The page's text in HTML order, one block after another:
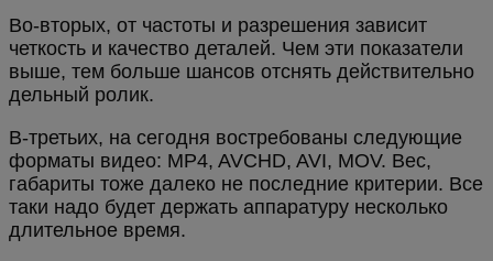
Во-вторых, от частоты и разрешения зависит
четкость и качество деталей. Чем эти показатели
выше, тем больше шансов отснять действительно
дельный ролик.
В-третьих, на сегодня востребованы следующие
форматы видео: MP4, AVCHD, AVI, MOV. Вес,
габариты тоже далеко не последние критерии. Все
таки надо будет держать аппаратуру несколько
длительное время.